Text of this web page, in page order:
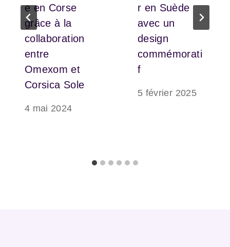
e en Corse
grâce à la
collaboration
entre
Omexom et
Corsica Sole
4 mai 2024
r en Suède
avec un
design
commémorati
f
5 février 2025